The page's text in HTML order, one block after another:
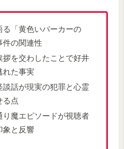
る「黄色いパーカーの
件の関連性
拶を交わしたことで好井
れた事実
談話が現実の犯罪と心霊
る点
り魔エピソードが視聴者
象と反響